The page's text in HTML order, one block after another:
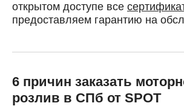
открытом доступе все
предоставляем гарантию на
6 причин заказать
розлив в СПб от SPOT